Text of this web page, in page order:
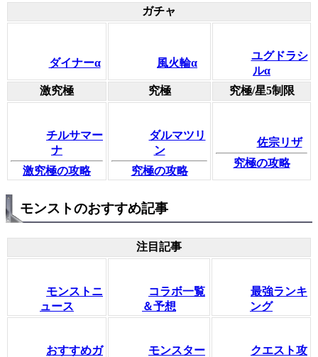
ガチャ
ダイナーα 風火輪α
ユグドラシ
ルα
激究極
究極 究極/星5制限
チルサマー
ナ
激究極の攻略
ダルマツリ
ン
究極の攻略
佐宗リザ
究極の攻略
モンストのおすすめ記事
注目記事
モンストニ
ュース
コラボ一覧
＆予想
最強ランキ
ング
おすすめガ
モンスター
クエスト攻